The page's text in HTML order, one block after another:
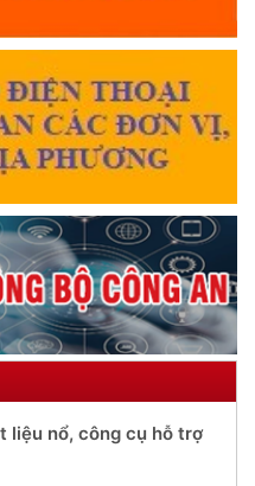
liệu nổ, công cụ hỗ trợ